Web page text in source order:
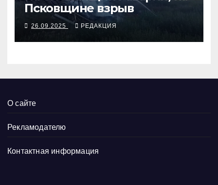
Псковщине взрыв
26.09.2025 РЕДАКЦИЯ
О сайте
Рекламодателю
Контактная информация